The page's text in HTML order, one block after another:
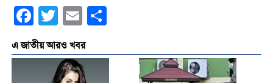
Facebook
Twitter Email
এ জাতীয় আরও খবর